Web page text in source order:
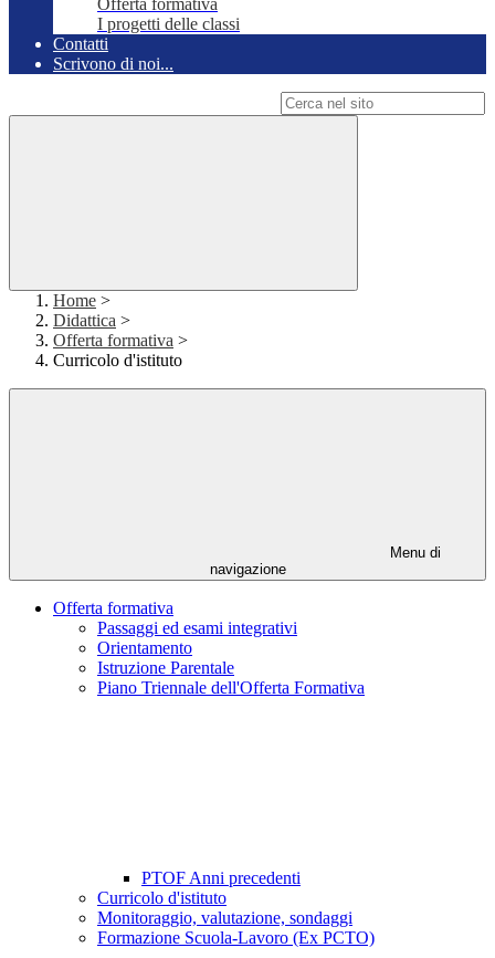
Offerta formativa
I progetti delle classi
Contatti
Scrivono di noi...
Home >
Didattica >
Offerta formativa >
Curricolo d'istituto
Menu di
navigazione
Offerta formativa
Passaggi ed esami integrativi
Orientamento
Istruzione Parentale
Piano Triennale dell'Offerta Formativa
PTOF Anni precedenti
Curricolo d'istituto
Monitoraggio, valutazione, sondaggi
Formazione Scuola-Lavoro (Ex PCTO)